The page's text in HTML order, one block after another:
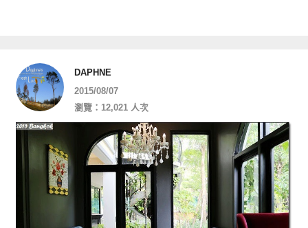
DAPHNE
2015/08/07
瀏覽：12,021 人次